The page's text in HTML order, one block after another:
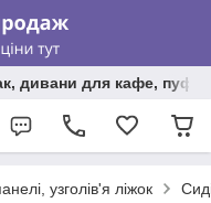
дивани для кафе,
узголів'я ліжок